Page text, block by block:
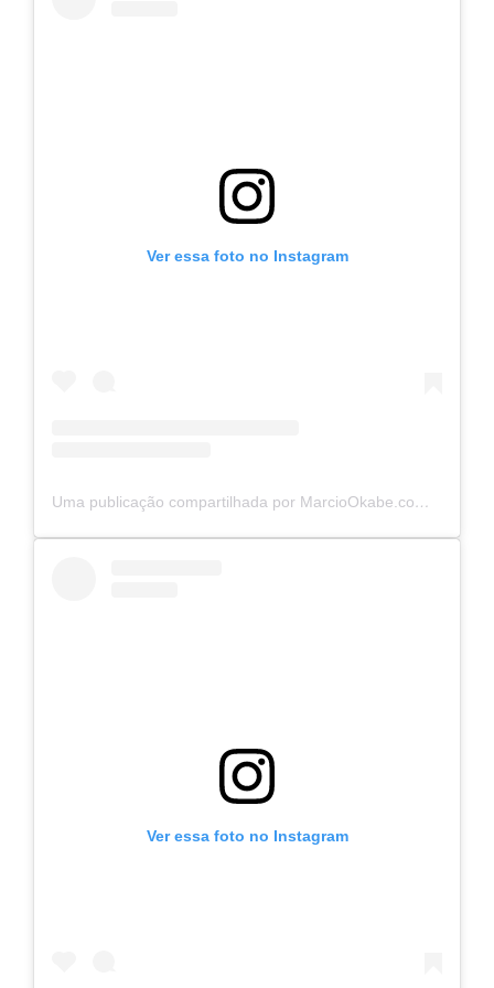
Ver essa foto no Instagram
Uma publicação compartilhada por MarcioOkabe.com.br – Origamista e Mentor (@marciookabe)
Ver essa foto no Instagram